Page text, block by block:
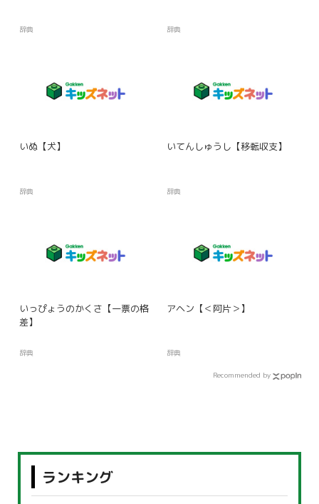
辞典 辞典
いぬ【犬】
辞典
いてんしゅうし【移転収支】
辞典
いっぴょうのかくさ【一票の格
差】
辞典
アヘン【＜阿片＞】
辞典
Recommended by
ランキング